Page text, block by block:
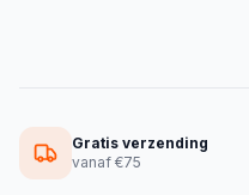
Gratis verzending
vanaf €75